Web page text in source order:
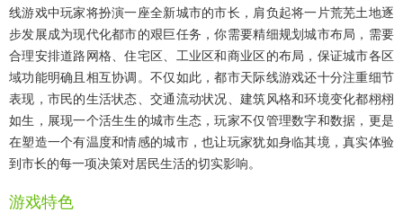
线游戏中玩家将扮演一座全新城市的市长，肩负起将一片荒芜土地逐
步发展成为现代化都市的艰巨任务，你需要精细规划城市布局，需要
合理安排道路网格、住宅区、工业区和商业区的布局，保证城市各区
域功能明确且相互协调。不仅如此，都市天际线游戏还十分注重细节
表现，市民的生活状态、交通流动状况、建筑风格和环境变化都栩栩
如生，展现一个活生生的城市生态，玩家不仅管理数字和数据，更是
在塑造一个有温度和情感的城市，也让玩家犹如身临其境，真实体验
到市长的每一项决策对居民生活的切实影响。
游戏特色